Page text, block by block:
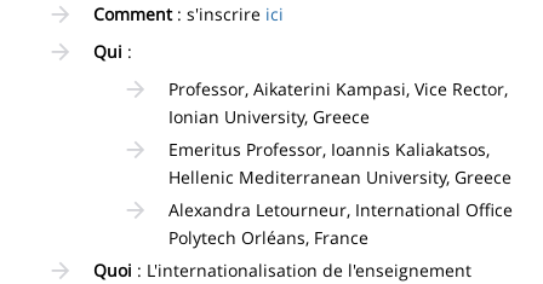
Comment : s'inscrire ici
Qui :
Professor, Aikaterini Kampasi, Vice Rector,
Ionian University, Greece
Emeritus Professor, Ioannis Kaliakatsos,
Hellenic Mediterranean University, Greece
Alexandra Letourneur, International Office
Polytech Orléans, France
Quoi : L'internationalisation de l'enseignement